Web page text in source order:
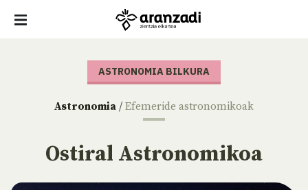
ASTRONOMIA BILKURA
Astronomia / Efemeride astronomikoak
Ostiral Astronomikoa